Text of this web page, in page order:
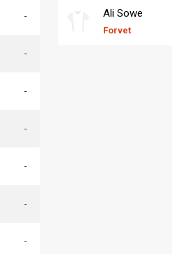
-
-
-
-
-
-
-
Ali Sowe
Forvet